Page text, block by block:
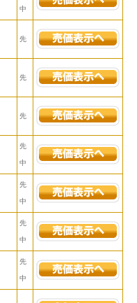
中
先
先
先
先
中
先
中
先
中
先
中